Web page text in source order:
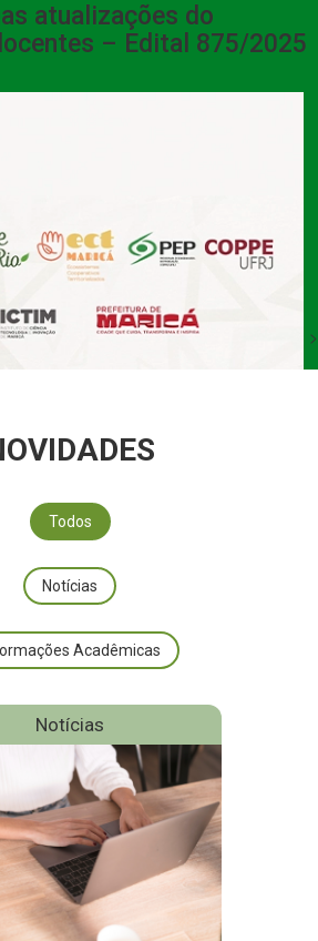
atualizações do
– Edital 875/2025
>
Todos
Notícias
Acadêmicas
Notícias